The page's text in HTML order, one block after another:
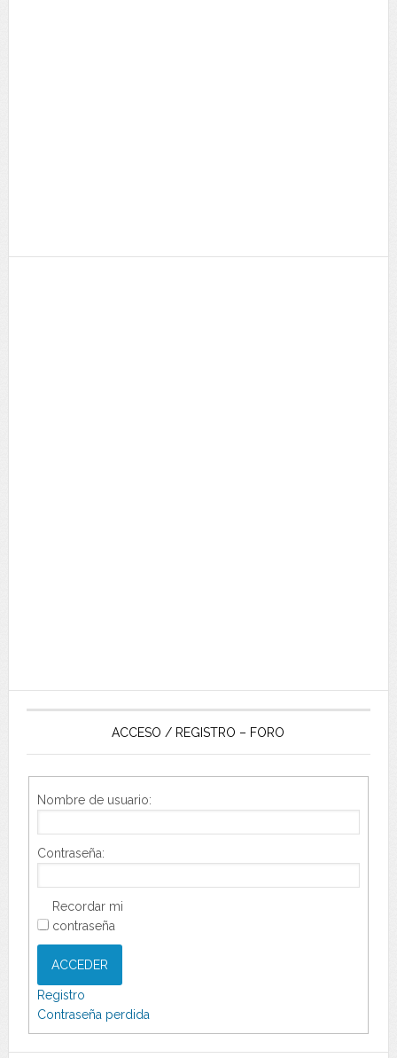
ACCESO / REGISTRO – FORO
Nombre de usuario:
Contraseña:
Recordar mi
contraseña
ACCEDER
Registro
Contraseña perdida